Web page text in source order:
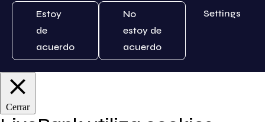
Estoy
de
acuerdo
No
estoy de
acuerdo
Settings
Cerrar